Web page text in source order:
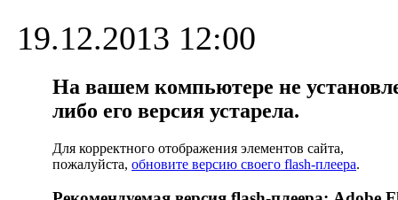
19.12.2013 12:00
На вашем компьютере не
либо его версия устарела.
Для корректного отображения элементов сайта,
пожалуйста, обновите версию своего flash-плеера.